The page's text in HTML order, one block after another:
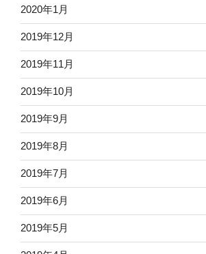
2020年1月
2019年12月
2019年11月
2019年10月
2019年9月
2019年8月
2019年7月
2019年6月
2019年5月